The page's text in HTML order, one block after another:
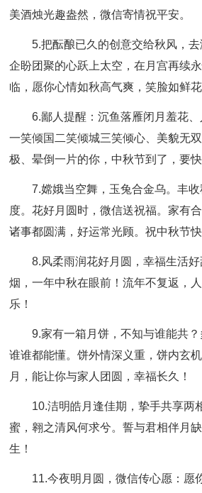
美酒烛光趣盎然，微信寄情祝平安。
5.把酝酿已久的创意交给秋风，
企盼团聚的心跃上太空，在月宫再续
临，愿你心情如秋高气爽，笑脸如鲜花
6.鄙人提醒：沉鱼落雁闭月羞花、
一笑倾国二笑倾城三笑倾心、美貌无
极、晕倒一片的你，中秋节到了，要快
7.嫦娥当空舞，玉兔合金乌。丰
度。花好月圆时，微信送祝福。家有
诸事都圆满，好运常光顾。祝中秋节快
8.风柔雨润花好月圆，幸福生活
烟，一年中秋在眼前！流年不复返，
乐！
9.家有一箱月饼，不知与谁能共
谁谁都能懂。饼外情深义重，饼内玄
月，能让你与家人团圆，幸福长久！
10.洁明皓月逢佳期，挚手共享两
蜜，翱之清风何求兮。誓与君相伴月
生！
11.今夜明月圆，微信传心愿：愿